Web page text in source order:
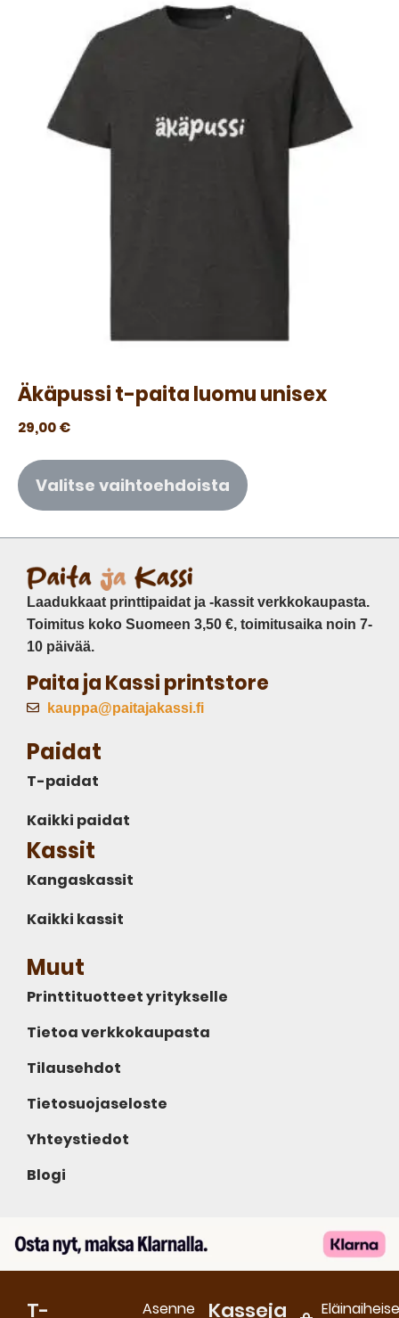
Äkäpussi t-paita luomu unisex
29,00€
Valitse vaihtoehdoista
Laadukkaat printtipaidat ja -kassit verkkokaupasta.
Toimitus koko Suomeen 3,50 €, toimitusaika noin 7-
10 päivää.
Paita ja Kassi printstore
kauppa@paitajakassi.fi
Paidat
T-paidat
Kaikki paidat
Kassit
Kangaskassit
Kaikki kassit
Muut
Printtituotteet yritykselle
Tietoa verkkokaupasta
Tilausehdot
Tietosuojaseloste
Yhteystiedot
Blogi
T-
Asenne
Kasseja